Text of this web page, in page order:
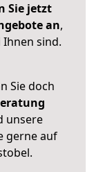
Sie jetzt
an,
sind.
Sie doch
unsere
gerne auf